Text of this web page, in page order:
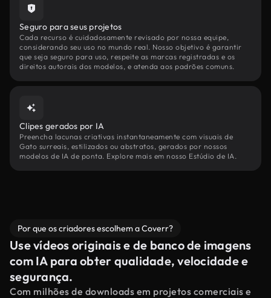
Seguro para seus projetos
Cada recurso é cuidadosamente revisado por nossa equipe,
considerando seu uso no mundo real. Nosso objetivo é garantir
que seja seguro para uso, respeite as marcas registradas e os
direitos autorais dos modelos, e atenda aos padrões comuns.
Clipes gerados por IA
Preencha lacunas criativas instantaneamente com visuais de
Gato surreais, estilizados ou abstratos, gerados por nossos
modelos de IA de ponta. Explore mais em nosso Estúdio de IA.
Por que os criadores escolhem a Coverr?
Use vídeos originais e de banco de imagens
com IA para obter qualidade, velocidade e
segurança.
Com milhões de downloads em projetos comerciais e